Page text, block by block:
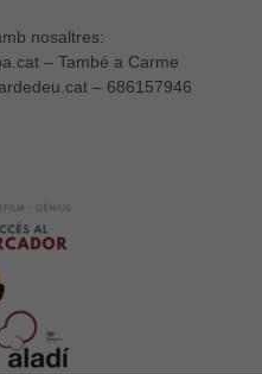
nosaltres:
– També a Carme
– 686157946